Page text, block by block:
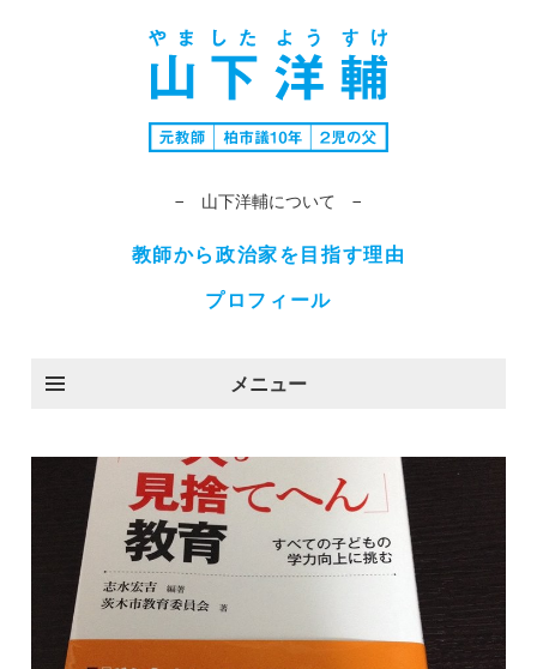
− 山下洋輔について −
教師から政治家を目指す理由
プロフィール
メニュー